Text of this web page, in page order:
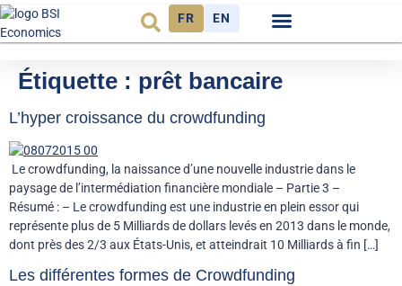
FR EN
Étiquette : prêt bancaire
L’hyper croissance du crowdfunding
Le crowdfunding, la naissance d’une nouvelle industrie dans le
paysage de l’intermédiation financière mondiale – Partie 3 –
Résumé : – Le crowdfunding est une industrie en plein essor qui
représente plus de 5 Milliards de dollars levés en 2013 dans le monde,
dont près des 2/3 aux États-Unis, et atteindrait 10 Milliards à fin […]
Les différentes formes de Crowdfunding